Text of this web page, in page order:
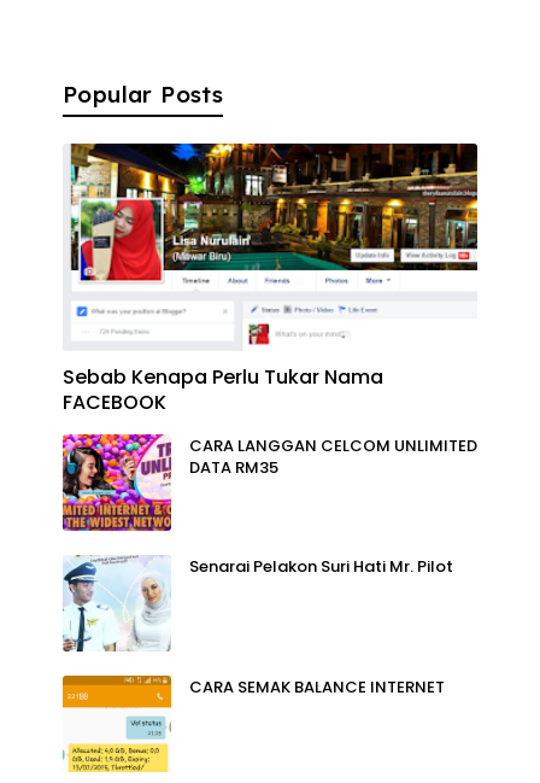
Popular Posts
Sebab Kenapa Perlu Tukar Nama
FACEBOOK
CARA LANGGAN CELCOM UNLIMITED
DATA RM35
Senarai Pelakon Suri Hati Mr. Pilot
CARA SEMAK BALANCE INTERNET